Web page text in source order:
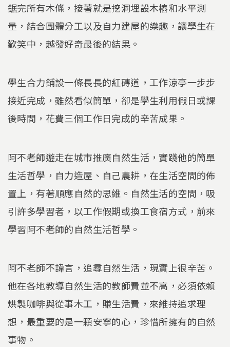
鋸完所有木條，接著就是挖洞埋設木樁和水平測
量，結合團體分工以及自力建屋的樂趣，讓學生在
歡笑中，越發好奇最後的結果。
學生合力鋪設一條長長的紅磚道，工作涼亭一步步
接近完成，雖然看似簡單，卻是學生利用假日或課
後時間，花費三個工作日完成的辛苦成果。
阿不老師遊走在城市推廣自然生活，實踐他的簡單
生活哲學，自力造屋、自己農耕，在生活空間的佈
置上，有著順應自然的思維。自然生活的空間，吸
引許多學習者，以工作假期或換工食宿方式，前來
學習阿不老師的自然生活哲學。
阿不老師不諱言，追尋自然生活，現實上很辛苦。
他在各地教導自然生活的教師費並不高，必須依賴
烘製咖啡與從事木工，賺生活費，來維持追求理
想，最重要的是一顆安寧的心，珍惜所擁有的自然
事物。